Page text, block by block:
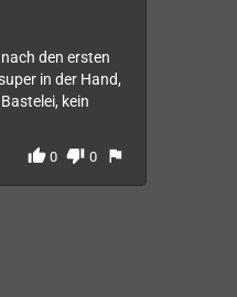
den ersten
in der Hand,
kein
thumb_up 0 thumb_down 0 flag